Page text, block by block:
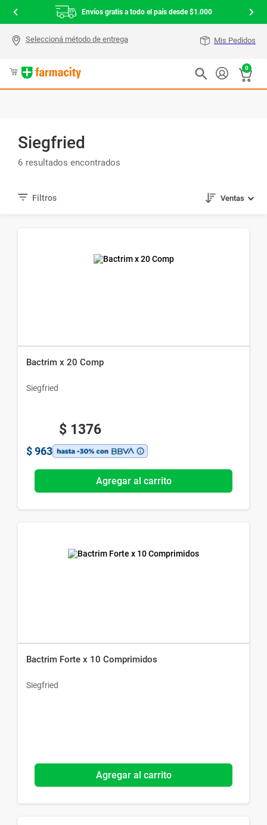
Envíos gratis a todo el país desde $1.000
Mis Pedidos
0
Siegfried
6
Ventas
Bactrim x 20 Comp
Siegfried
$ 1376
$ 963
Agregar al carrito
Bactrim Forte x 10 Comprimidos
Siegfried
Agregar al carrito